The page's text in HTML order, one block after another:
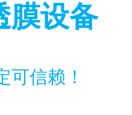
膜设备
可信赖！